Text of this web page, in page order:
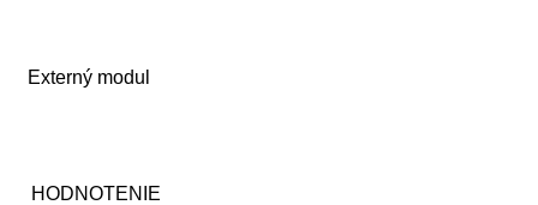
Externý modul
HODNOTENIE